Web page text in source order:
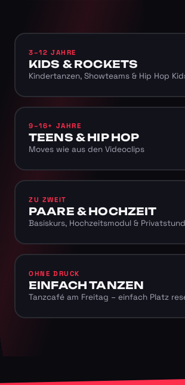
3–12 JAHRE
KIDS & ROCKETS
Kindertanzen, Showteams & Hip Hop
9–16+ JAHRE
TEENS & HIP HOP
Moves wie aus den Videoclips
ZU ZWEIT
PAARE & HOCHZEIT
Basiskurs, Hochzeitsmodul &
OHNE DRUCK
EINFACH TANZEN
Tanzcafé am Freitag – einfach Platz